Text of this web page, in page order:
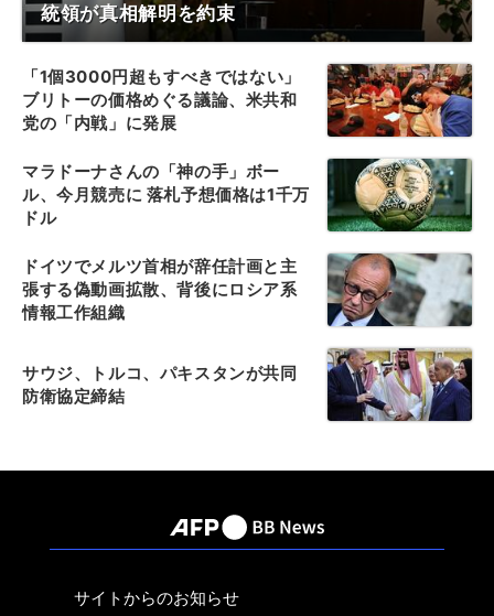
統領が真相解明を約束
「1個3000円超もすべきではない」
ブリトーの価格めぐる議論、米共和
党の「内戦」に発展
マラドーナさんの「神の手」ボー
ル、今月競売に 落札予想価格は1千万
ドル
ドイツでメルツ首相が辞任計画と主
張する偽動画拡散、背後にロシア系
情報工作組織
サウジ、トルコ、パキスタンが共同
防衛協定締結
サイトからのお知らせ